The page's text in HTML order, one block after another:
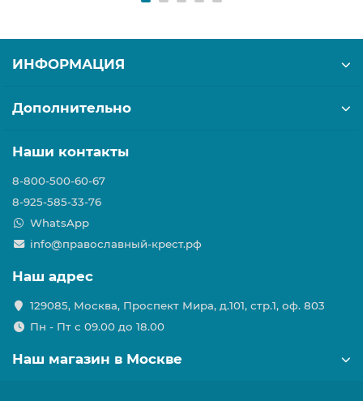
ИНФОРМАЦИЯ
Дополнительно
Наши контакты
8-800-500-60-67
8-925-585-33-76
WhatsApp
info@православный-крест.рф
Наш адрес
129085, Москва, Проспект Мира, д.101, стр.1, оф. 803
Пн - Пт с 09.00 до 18.00
Наш магазин в Москве